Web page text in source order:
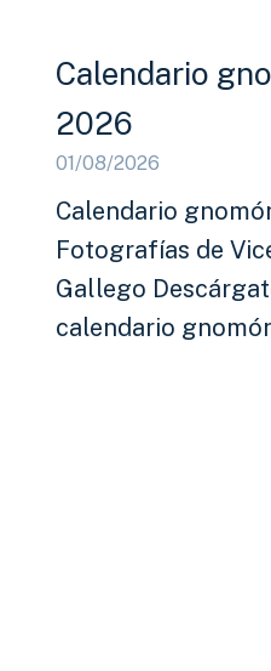
Calendario
2026
01/08/2026
Calendario
Fotografías de
Gallego
calendario